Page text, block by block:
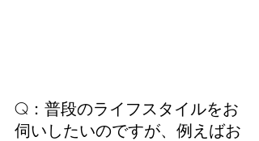
Q：普段のライフスタイルをお
伺いしたいのですが、例えばお